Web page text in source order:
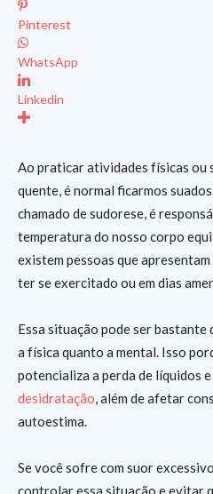
Pinterest
WhatsApp
Linkedin
Ao praticar atividades físicas ou
quente, é normal ficarmos
chamado de sudorese, é
temperatura do nosso corpo
existem pessoas que
ter se exercitado ou em dias
Essa situação pode ser bastante
a física quanto a mental. Isso
potencializa a perda de líquidos
desidratação, além de afetar
autoestima.
Se você sofre com suor
controlar essa situação e evitar